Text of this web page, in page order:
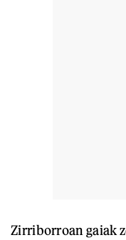
Zirriborroan gaiak